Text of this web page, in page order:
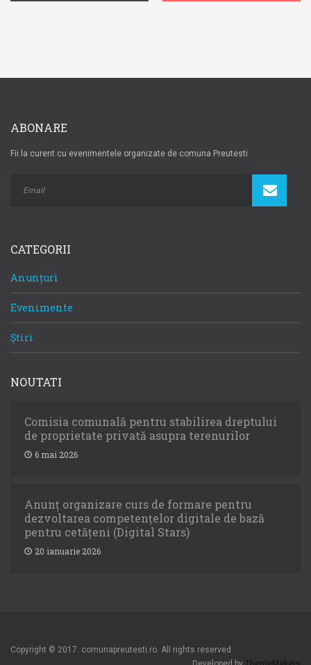
ABONARE
Fii la curent cu evenimentele organizate de comuna Preutesti
CATEGORII
Anunțuri
Evenimente
Știri
NOUTATI
Comisia comunală pentru stabilirea dreptului
de proprietate privată asupra terenurilor
6 mai 2026
Anunț organizare curs de formare pentru
dezvoltarea competențelor digitale de bază
pentru cetățeni (Digital Stars)
20 ianuarie 2026
Copyright © 2017. comunapreutesti.ro. All rights reserved